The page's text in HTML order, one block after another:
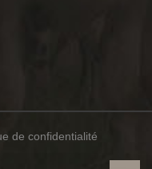
de confidentialité